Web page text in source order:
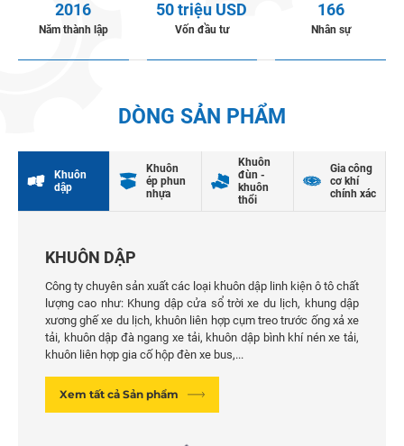
2016
Năm thành lập
50 triệu USD
Vốn đầu tư
166
Nhân sự
DÒNG SẢN PHẨM
Khuôn
dập
Khuôn
ép phun
nhựa
Khuôn
đùn -
khuôn
thổi
Gia công
cơ khí
chính xác
KHUÔN DẬP
Công ty chuyên sản xuất các loại khuôn dập linh kiện ô tô chất
lượng cao như: Khung dập cửa sổ trời xe du lịch, khung dập
xương ghế xe du lịch, khuôn liên hợp cụm treo trước ống xả xe
tải, khuôn dập đà ngang xe tải, khuôn dập bình khí nén xe tải,
khuôn liên hợp gia cố hộp đèn xe bus,...
Xem tất cả Sản phẩm